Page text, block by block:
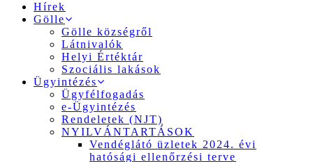
Hírek
Gölle
Gölle községről
Látnivalók
Helyi Értéktár
Szociális lakások
Ügyintézés
Ügyfélfogadás
e-Ügyintézés
Rendeletek (NJT)
NYILVÁNTARTÁSOK
Vendéglátó üzletek 2024. évi
hatósági ellenőrzési terve